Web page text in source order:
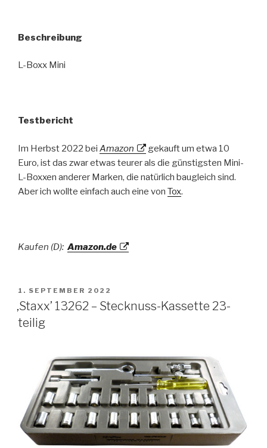
Beschreibung
L-Boxx Mini
Testbericht
Im Herbst 2022 bei Amazon
gekauft um etwa 10
Euro, ist das zwar etwas teurer als die günstigsten Mini-
L-Boxxen anderer Marken, die natürlich baugleich sind.
Aber ich wollte einfach auch eine von Tox.
Kaufen (D): Amazon.de
VERÖFFENTLICHT
AM
1. SEPTEMBER 2022
‚Staxx’ 13262 – Stecknuss-Kassette 23-
teilig